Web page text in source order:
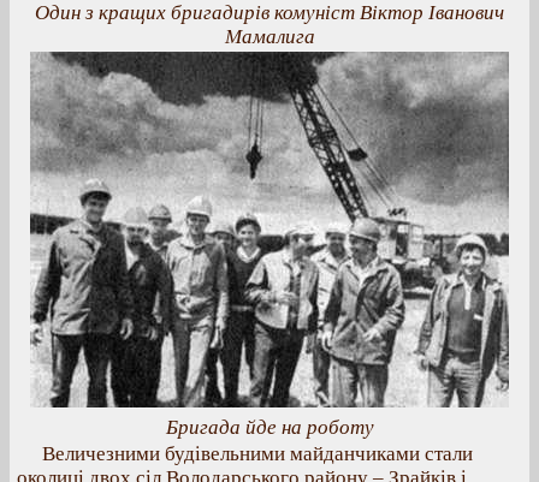
Один з кращих бригадирів комуніст Віктор Іванович
Мамалига
Бригада йде на роботу
Величезними будівельними майданчиками стали